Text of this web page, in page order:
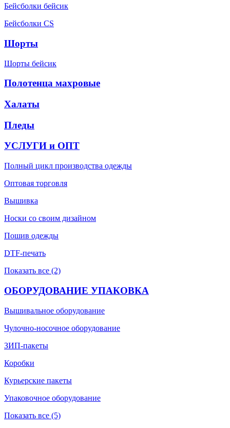
Бейсболки бейсик
Бейсболки CS
Шорты
Шорты бейсик
Полотенца махровые
Халаты
Пледы
УСЛУГИ и ОПТ
Полный цикл производства одежды
Оптовая торговля
Вышивка
Носки со своим дизайном
Пошив одежды
DTF-печать
Показать все (2)
ОБОРУДОВАНИЕ УПАКОВКА
Вышивальное оборудование
Чулочно-носочное оборудование
ЗИП-пакеты
Коробки
Курьерские пакеты
Упаковочное оборудование
Показать все (5)